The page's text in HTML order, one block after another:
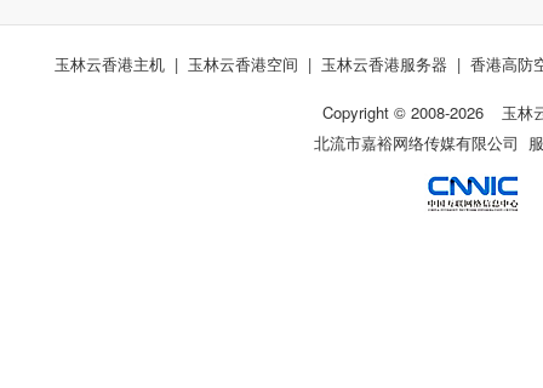
玉林云香港主机 | 玉林云香港空间 | 玉林云香港服务器 | 香港高防
Copyright © 2008-2026
玉林
北流市嘉裕网络传媒有限公司